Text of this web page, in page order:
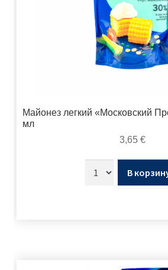
Майонез легкий «Московский
мл
3,65 €
В